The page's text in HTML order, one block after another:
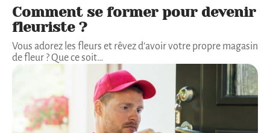
Comment se former pour devenir
fleuriste ?
Vous adorez les fleurs et rêvez d'avoir votre propre magasin
de fleur ? Que ce soit…